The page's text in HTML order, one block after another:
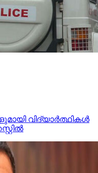
വിദ്യാര്‍ത്ഥികള്‍